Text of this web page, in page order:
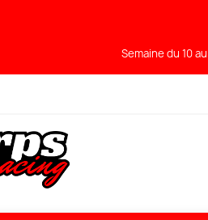
Semaine du 10